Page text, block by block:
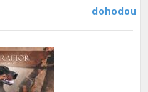
dohodou